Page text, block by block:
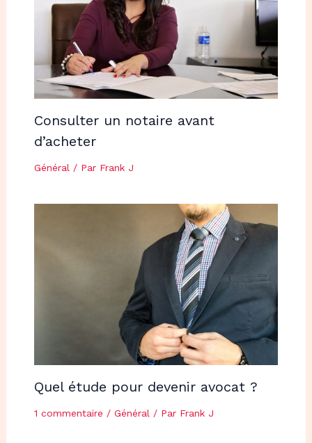
Consulter un notaire avant
d’acheter
Général / Par Frank J
Quel étude pour devenir avocat ?
1 commentaire / Général / Par Frank J